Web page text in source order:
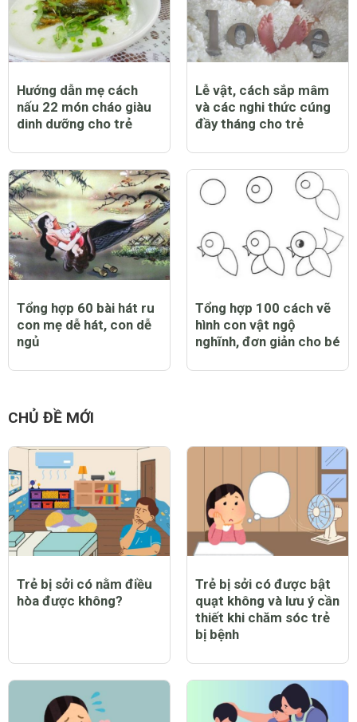
Hướng dẫn mẹ cách
nấu 22 món cháo giàu
dinh dưỡng cho trẻ
Lễ vật, cách sắp mâm
và các nghi thức cúng
đầy tháng cho trẻ
Tổng hợp 60 bài hát ru
con mẹ dễ hát, con dễ
ngủ
Tổng hợp 100 cách vẽ
hình con vật ngộ
nghĩnh, đơn giản cho bé
CHỦ ĐỀ MỚI
Trẻ bị sởi có nằm điều
hòa được không?
Trẻ bị sởi có được bật
quạt không và lưu ý cần
thiết khi chăm sóc trẻ
bị bệnh